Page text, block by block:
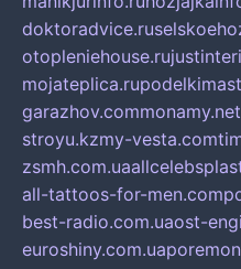
doktoradvice.ru
otopleniehouse.ru
mojateplica.ru
garazhov.commonamy.net
stroyu.kzmy-vesta.com
zsmh.com.ua
all-tattoos-for-men.com
best-radio.com.uaost-
euroshiny.com.ua